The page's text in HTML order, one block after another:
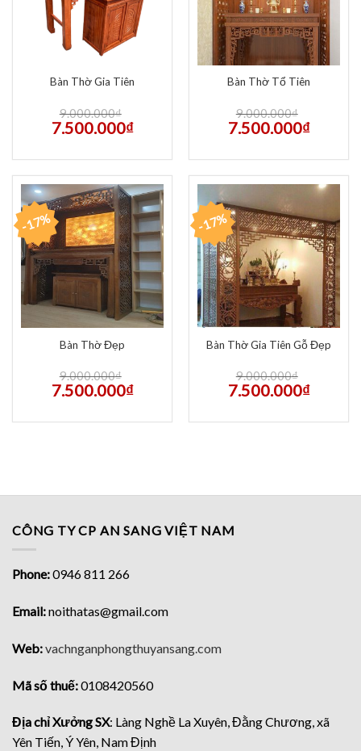
Bàn Thờ Gia Tiên
9.000.000₫
7.500.000₫
Bàn Thờ Tổ Tiên
9.000.000₫
7.500.000₫
-17%
Bàn Thờ Đẹp
9.000.000₫
7.500.000₫
-17%
Bàn Thờ Gia Tiên Gỗ Đẹp
9.000.000₫
7.500.000₫
CÔNG TY CP AN SANG VIỆT NAM
Phone:0946 811 266
Email:noithatas@gmail.com
Web:vachnganphongthuyansang.com
Mã số thuế:0108420560
Địa chỉ Xưởng SX: Làng Nghề La Xuyên, Đằng Chương, xã
Yên Tiến, Ý Yên, Nam Định